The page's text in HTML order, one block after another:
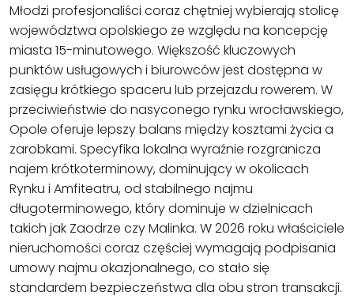
Młodzi profesjonaliści coraz chętniej wybierają stolicę
województwa opolskiego ze względu na koncepcję
miasta 15-minutowego. Większość kluczowych
punktów usługowych i biurowców jest dostępna w
zasięgu krótkiego spaceru lub przejazdu rowerem. W
przeciwieństwie do nasyconego rynku wrocławskiego,
Opole oferuje lepszy balans między kosztami życia a
zarobkami. Specyfika lokalna wyraźnie rozgranicza
najem krótkoterminowy, dominujący w okolicach
Rynku i Amfiteatru, od stabilnego najmu
długoterminowego, który dominuje w dzielnicach
takich jak Zaodrze czy Malinka. W 2026 roku właściciele
nieruchomości coraz częściej wymagają podpisania
umowy najmu okazjonalnego, co stało się
standardem bezpieczeństwa dla obu stron transakcji.